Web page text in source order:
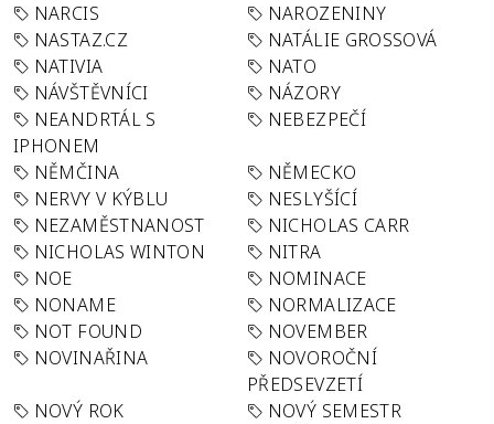
NARCIS
NAROZENINY
NASTAZ.CZ
NATÁLIE GROSSOVÁ
NATIVIA
NATO
NÁVŠTĚVNÍCI
NÁZORY
NEANDRTÁL S
IPHONEM
NEBEZPEČÍ
NĚMČINA
NĚMECKO
NERVY V KÝBLU
NESLYŠÍCÍ
NEZAMĚSTNANOST
NICHOLAS CARR
NICHOLAS WINTON
NITRA
NOE
NOMINACE
NONAME
NORMALIZACE
NOT FOUND
NOVEMBER
NOVINAŘINA
NOVOROČNÍ
PŘEDSEVZETÍ
NOVÝ ROK
NOVÝ SEMESTR